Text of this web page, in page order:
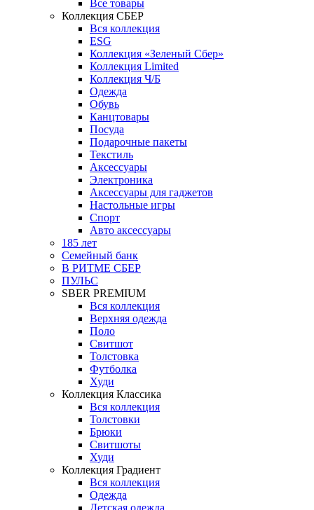
Все товары
Коллекция СБЕР
Вся коллекция
ESG
Коллекция «Зеленый Сбер»
Коллекция Limited
Коллекция Ч/Б
Одежда
Обувь
Канцтовары
Посуда
Подарочные пакеты
Текстиль
Аксессуары
Электроника
Аксессуары для гаджетов
Настольные игры
Спорт
Авто аксессуары
185 лет
Семейный банк
В РИТМЕ СБЕР
ПУЛЬС
SBER PREMIUM
Вся коллекция
Верхняя одежда
Поло
Свитшот
Толстовка
Футболка
Худи
Коллекция Классика
Вся коллекция
Толстовки
Брюки
Свитшоты
Худи
Коллекция Градиент
Вся коллекция
Одежда
Детская одежда